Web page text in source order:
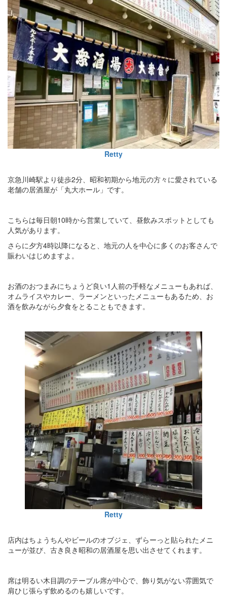
Retty
京急川崎駅より徒歩2分、昭和初期から地元の方々に愛されている
老舗の居酒屋が「丸大ホール」です。
こちらは毎日朝10時から営業していて、昼飲みスポットとしても
人気があります。
さらに夕方4時以降になると、地元の人を中心に多くのお客さんで
賑わいはじめますよ。
お酒のおつまみにちょうど良い1人前の手軽なメニューもあれば、
オムライスやカレー、ラーメンといったメニューもあるため、お
酒を飲みながら夕食をとることもできます。
Retty
店内はちょうちんやビールのオブジェ、ずらーっと貼られたメニ
ューが並び、古き良き昭和の居酒屋を思い出させてくれます。
席は明るい木目調のテーブル席が中心で、飾り気がない雰囲気で
肩ひじ張らず飲めるのも嬉しいです。